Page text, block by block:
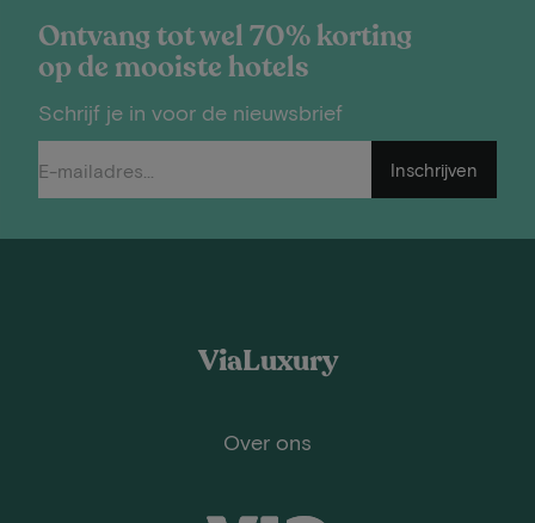
Ontvang tot wel 70% korting
op de mooiste hotels
Schrijf je in voor de nieuwsbrief
Inschrijven
ViaLuxury
Over ons